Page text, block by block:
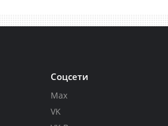
Соцсети
Max
VK